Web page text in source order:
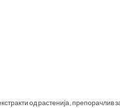
од растенија, препорачлив